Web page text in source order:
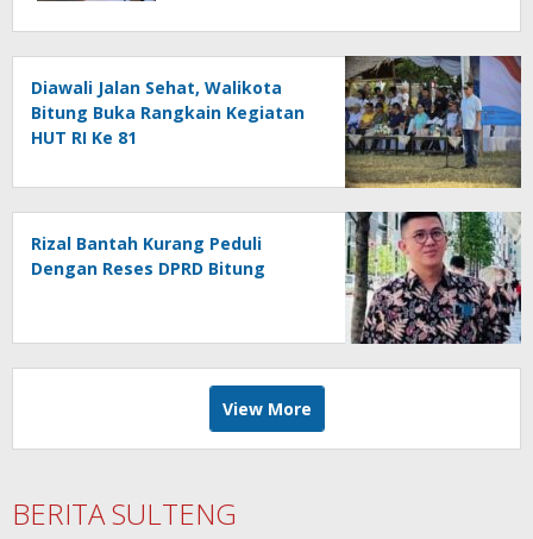
Diawali Jalan Sehat, Walikota
Bitung Buka Rangkain Kegiatan
HUT RI Ke 81
Rizal Bantah Kurang Peduli
Dengan Reses DPRD Bitung
View More
BERITA SULTENG